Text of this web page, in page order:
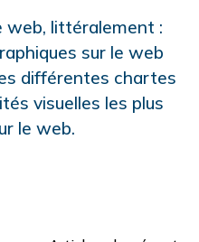
web, littéralement :
sur le web
différentes chartes
visuelles les plus
le web.